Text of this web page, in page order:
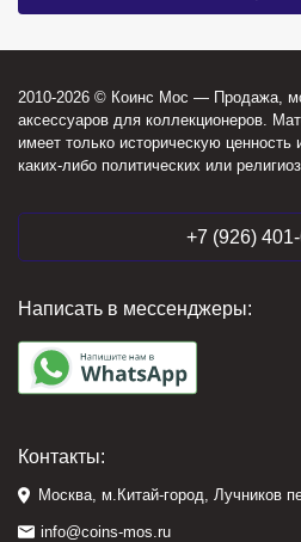
2010-2026 © Коинс Мос — Продажа,
аксессуаров для коллекционеров.
имеет только историческую ценность
каких-либо политических или
+7 (926)
Написать в мессенджеры:
Контакты:
Москва, м.Китай-город, Лучников
info@coins-mos.ru